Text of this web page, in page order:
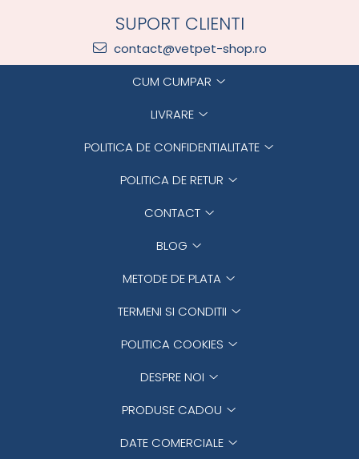
SUPORT CLIENTI
contact@vetpet-shop.ro
CUM CUMPAR
LIVRARE
POLITICA DE CONFIDENTIALITATE
POLITICA DE RETUR
CONTACT
BLOG
METODE DE PLATA
TERMENI SI CONDITII
POLITICA COOKIES
DESPRE NOI
PRODUSE CADOU
DATE COMERCIALE